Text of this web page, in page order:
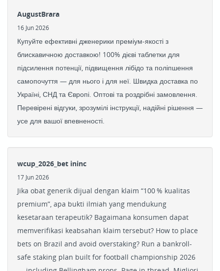
AugustBrara
16 Jun 2026
Купуйте ефективні дженерики преміум-якості з
блискавичною доставкою! 100% дієві таблетки для
підсилення потенції, підвищення лібідо та поліпшення
самопочуття — для нього і для неї. Швидка доставка по
Україні, СНД та Європі. Оптові та роздрібні замовлення.
Перевірені відгуки, зрозумілі інструкції, надійні рішення —
усе для вашої впевненості.
wcup_2026_bet ininc
17 Jun 2026
Jika obat generik dijual dengan klaim “100 % kualitas
premium”, apa bukti ilmiah yang mendukung
kesetaraan terapeutik? Bagaimana konsumen dapat
memverifikasi keabsahan klaim tersebut? How to place
bets on Brazil and avoid overstaking? Run a bankroll-
safe staking plan built for football championship 2026